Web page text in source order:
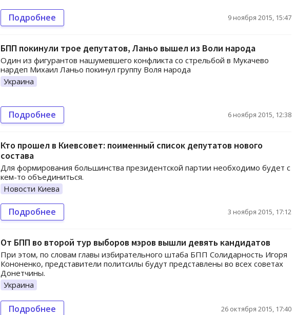
Подробнее 9 ноября 2015, 15:47
БПП покинули трое депутатов, Ланьо вышел из Воли народа
Один из фигурантов нашумевшего конфликта со стрельбой в Мукачево
нардеп Михаил Ланьо покинул группу Воля народа
Украина
Подробнее 6 ноября 2015, 12:38
Кто прошел в Киевсовет: поименный список депутатов нового
состава
Для формирования большинства президентской партии необходимо будет с
кем-то объединиться.
Новости Киева
Подробнее 3 ноября 2015, 17:12
От БПП во второй тур выборов мэров вышли девять кандидатов
При этом, по словам главы избирательного штаба БПП Солидарность Игоря
Кононенко, представители политсилы будут представлены во всех советах
Донетчины.
Украина
Подробнее 26 октября 2015, 17:40